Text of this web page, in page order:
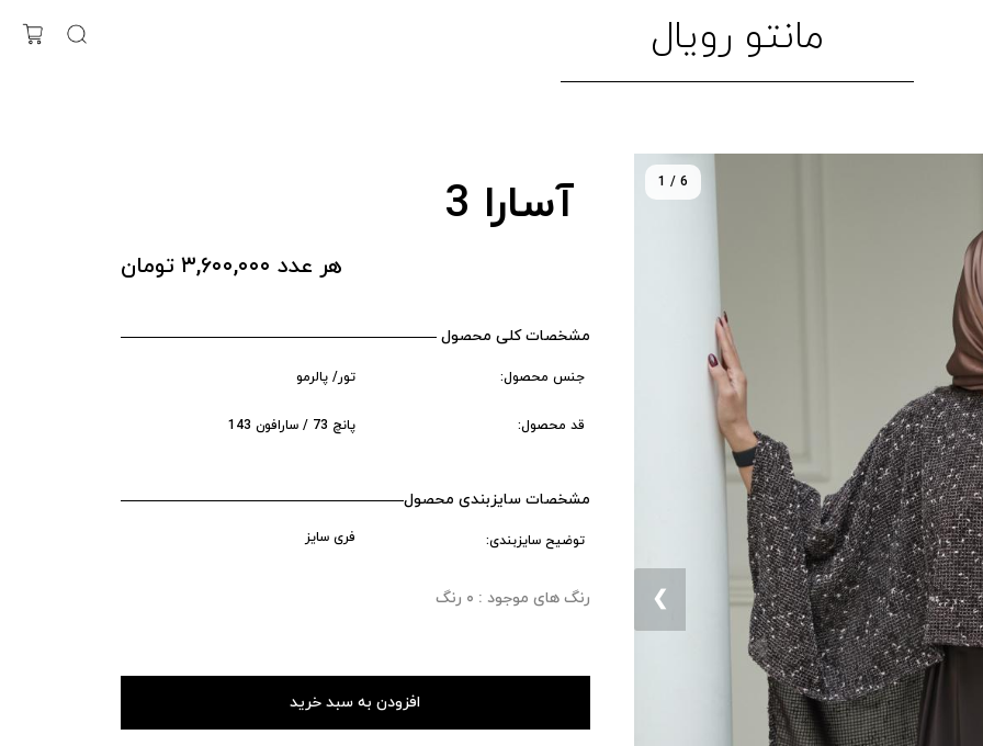
مانتو رویال
❮
1 / 6 آسارا 3
هر عدد ۳,۶۰۰,۰۰۰ تومان
مشخصات کلی محصول
جنس محصول: تور/ پالرمو
قد محصول: پانچ 73 / سارافون 143
مشخصات سایزبندی محصول
توضیح سایزبندی: فری سایز
رنگ های موجود : ۰ رنگ
افزودن به سبد خرید